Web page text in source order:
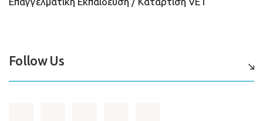
Follow Us